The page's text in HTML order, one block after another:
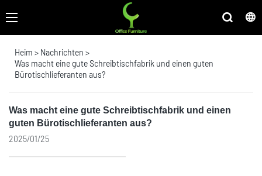
Heim > Nachrichten >
Was macht eine gute Schreibtischfabrik und einen guten
Bürotischlieferanten aus?
Was macht eine gute Schreibtischfabrik und einen
guten Bürotischlieferanten aus?
2025/01/25